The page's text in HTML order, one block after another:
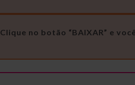
Clique no botão “BAIXAR” e